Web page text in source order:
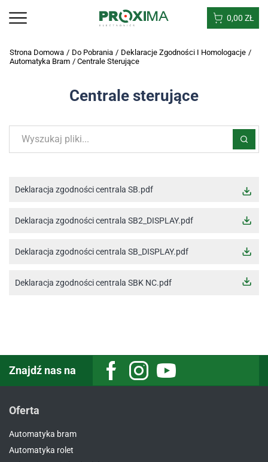
0,00 ZŁ
Strona Domowa / Do Pobrania / Deklaracje Zgodności I Homologacje /
Automatyka Bram / Centrale Sterujące
Centrale sterujące
Deklaracja zgodności centrala SB.pdf
Deklaracja zgodności centrala SB2_DISPLAY.pdf
Deklaracja zgodności centrala SB_DISPLAY.pdf
Deklaracja zgodności centrala SBK NC.pdf
Znajdź nas na FacebookInstagramYoutube
Oferta
Automatyka bram
Automatyka rolet